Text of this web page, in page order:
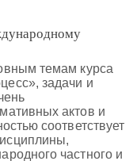
темам курса
задачи и
актов и
соответствует
частного и